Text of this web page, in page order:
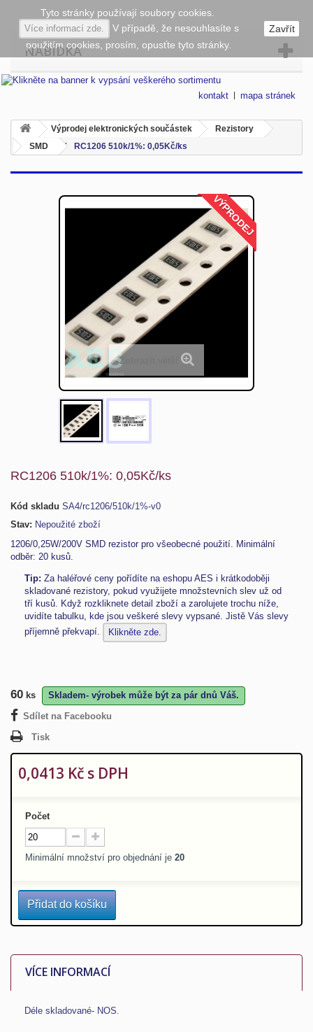
NABÍDKA
kontakt mapa stránek
Výprodej elektronických součástek
Rezistory
SMD
RC1206 510k/1%: 0,05Kč/ks
VÝPRODEJ
Zobrazit větší
RC1206 510k/1%: 0,05Kč/ks
Kód skladu SA4/rc1206/510k/1%-v0
Stav: Nepoužité zboží
1206/0,25W/200V SMD rezistor pro všeobecné použití. Minimální
odběr: 20 kusů.
Tip: Za haléřové ceny pořídíte na eshopu AES i krátkodoběji
skladované rezistory, pokud využijete množstevních slev už od
tří kusů. Když rozkliknete detail zboží a zarolujete trochu níže,
uvidíte tabulku, kde jsou veškeré slevy vypsané. Jistě Vás slevy
příjemně překvapí.
Klikněte zde.
60 ks
Skladem- výrobek může být za pár dnů Váš.
Sdílet na Facebooku
Tisk
0,0413 Kč s DPH
Počet
Minimální množství pro objednání je 20
Přidat do košíku
VÍCE INFORMACÍ
Déle skladované- NOS.
Tyto stránky používají soubory cookies.
Více informací zde.
V případě, že nesouhlasíte s
použitím cookies, prosím, opusťte tyto stránky.
Zavřít